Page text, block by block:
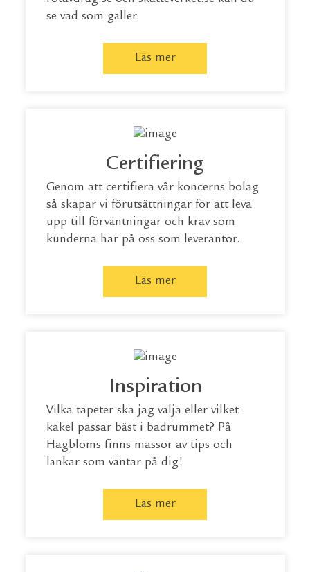
se vad som gäller.
Läs mer
Certifiering
Genom att certifiera vår koncerns bolag
så skapar vi förutsättningar för att leva
upp till förväntningar och krav som
kunderna har på oss som leverantör.
Läs mer
Inspiration
Vilka tapeter ska jag välja eller vilket
kakel passar bäst i badrummet? På
Hagbloms finns massor av tips och
länkar som väntar på dig!
Läs mer